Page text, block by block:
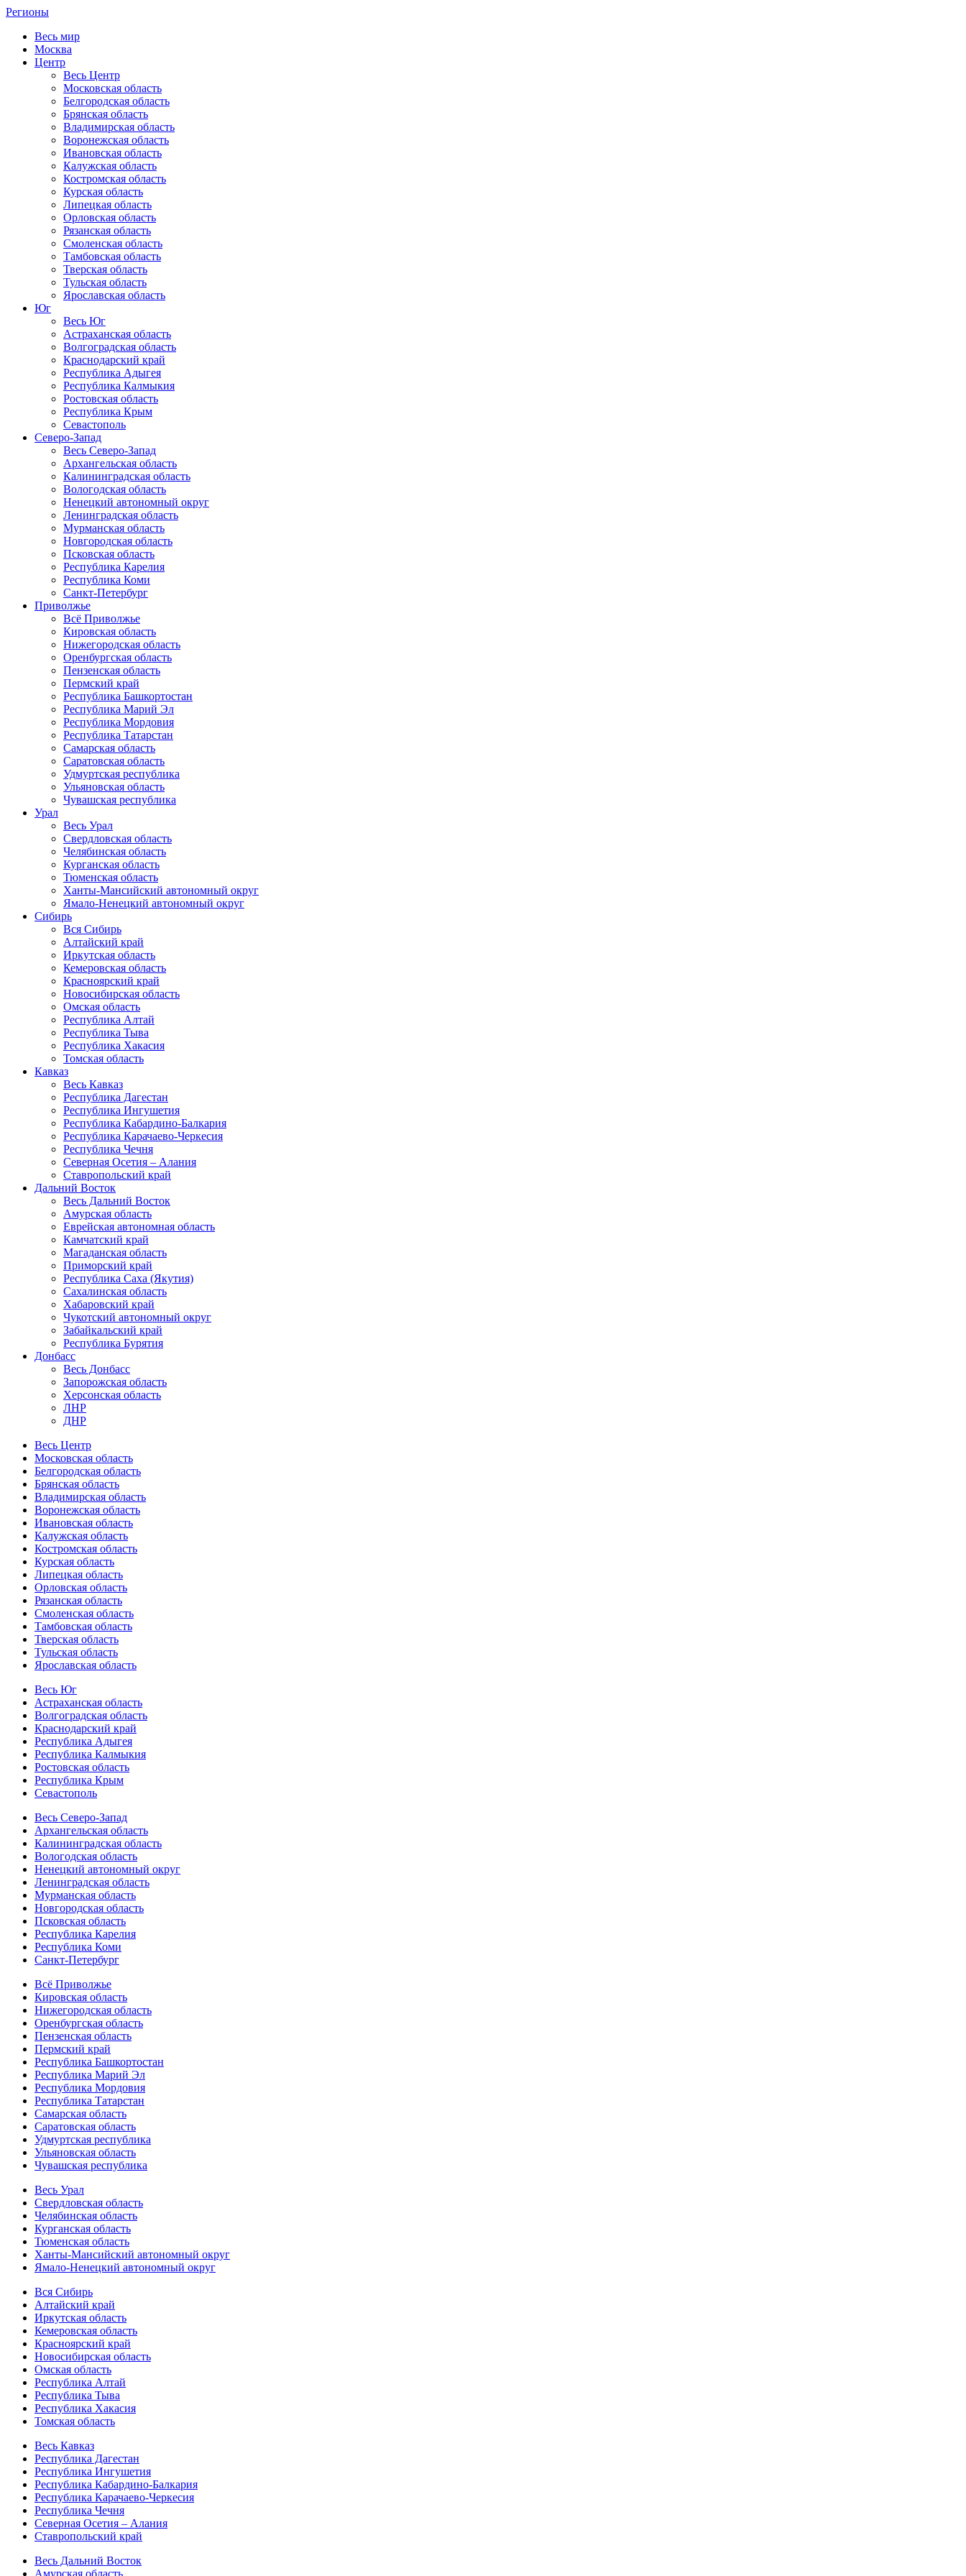
Регионы
Весь мир
Москва
Центр
Весь Центр
Московская область
Белгородская область
Брянская область
Владимирская область
Воронежская область
Ивановская область
Калужская область
Костромская область
Курская область
Липецкая область
Орловская область
Рязанская область
Смоленская область
Тамбовская область
Тверская область
Тульская область
Ярославская область
Юг
Весь Юг
Астраханская область
Волгоградская область
Краснодарский край
Республика Адыгея
Республика Калмыкия
Ростовская область
Республика Крым
Севастополь
Северо-Запад
Весь Северо-Запад
Архангельская область
Калининградская область
Вологодская область
Ненецкий автономный округ
Ленинградская область
Мурманская область
Новгородская область
Псковская область
Республика Карелия
Республика Коми
Санкт-Петербург
Приволжье
Всё Приволжье
Кировская область
Нижегородская область
Оренбургская область
Пензенская область
Пермский край
Республика Башкортостан
Республика Марий Эл
Республика Мордовия
Республика Татарстан
Самарская область
Саратовская область
Удмуртская республика
Ульяновская область
Чувашская республика
Урал
Весь Урал
Свердловская область
Челябинская область
Курганская область
Тюменская область
Ханты-Мансийский автономный округ
Ямало-Ненецкий автономный округ
Сибирь
Вся Сибирь
Алтайский край
Иркутская область
Кемеровская область
Красноярский край
Новосибирская область
Омская область
Республика Алтай
Республика Тыва
Республика Хакасия
Томская область
Кавказ
Весь Кавказ
Республика Дагестан
Республика Ингушетия
Республика Кабардино-Балкария
Республика Карачаево-Черкесия
Республика Чечня
Северная Осетия – Алания
Ставропольский край
Дальний Восток
Весь Дальний Восток
Амурская область
Еврейская автономная область
Камчатский край
Магаданская область
Приморский край
Республика Саха (Якутия)
Сахалинская область
Хабаровский край
Чукотский автономный округ
Забайкальский край
Республика Бурятия
Донбасс
Весь Донбасс
Запорожская область
Херсонская область
ЛНР
ДНР
Весь Центр
Московская область
Белгородская область
Брянская область
Владимирская область
Воронежская область
Ивановская область
Калужская область
Костромская область
Курская область
Липецкая область
Орловская область
Рязанская область
Смоленская область
Тамбовская область
Тверская область
Тульская область
Ярославская область
Весь Юг
Астраханская область
Волгоградская область
Краснодарский край
Республика Адыгея
Республика Калмыкия
Ростовская область
Республика Крым
Севастополь
Весь Северо-Запад
Архангельская область
Калининградская область
Вологодская область
Ненецкий автономный округ
Ленинградская область
Мурманская область
Новгородская область
Псковская область
Республика Карелия
Республика Коми
Санкт-Петербург
Всё Приволжье
Кировская область
Нижегородская область
Оренбургская область
Пензенская область
Пермский край
Республика Башкортостан
Республика Марий Эл
Республика Мордовия
Республика Татарстан
Самарская область
Саратовская область
Удмуртская республика
Ульяновская область
Чувашская республика
Весь Урал
Свердловская область
Челябинская область
Курганская область
Тюменская область
Ханты-Мансийский автономный округ
Ямало-Ненецкий автономный округ
Вся Сибирь
Алтайский край
Иркутская область
Кемеровская область
Красноярский край
Новосибирская область
Омская область
Республика Алтай
Республика Тыва
Республика Хакасия
Томская область
Весь Кавказ
Республика Дагестан
Республика Ингушетия
Республика Кабардино-Балкария
Республика Карачаево-Черкесия
Республика Чечня
Северная Осетия – Алания
Ставропольский край
Весь Дальний Восток
Амурская область